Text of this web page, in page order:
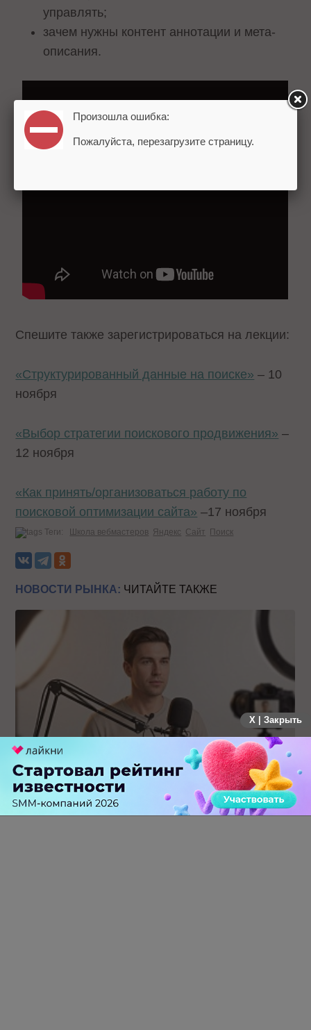
управлять;
зачем нужны контент аннотации и мета-
описания.
Спешите также зарегистрироваться на лекции:
«Структурированный данные на поиске» – 10
ноября
«Выбор стратегии поискового продвижения» –
12 ноября
«Как принять/организоваться работу по
поисковой оптимизации сайта» –17 ноября
Теги: Школа вебмастеров Яндекс Сайт Поиск
НОВОСТИ РЫНКА: ЧИТАЙТЕ ТАКЖЕ
Российский рынок инфлюенс-маркетинга вошел в фазу
стагнации после нескольких лет роста
X | Закрыть
Произошла ошибка:
Пожалуйста, перезагрузите страницу.